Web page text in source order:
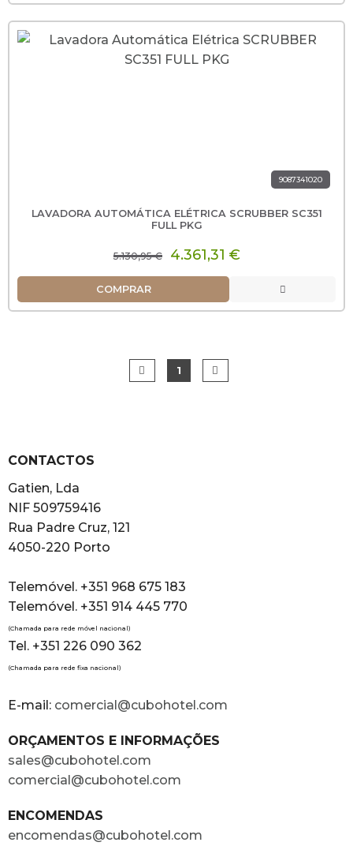
9087341020
LAVADORA AUTOMÁTICA ELÉTRICA SCRUBBER SC351
FULL PKG
5.130,95 € 4.361,31 €
COMPRAR
1
CONTACTOS
Gatien, Lda
NIF 509759416
Rua Padre Cruz, 121
4050-220 Porto
Telemóvel. +351 968 675 183
Telemóvel. +351 914 445 770
(Chamada para rede móvel nacional)
Tel. +351 226 090 362
(Chamada para rede fixa nacional)
E-mail: comercial@cubohotel.com
ORÇAMENTOS E INFORMAÇÕES
sales@cubohotel.com
comercial@cubohotel.com
ENCOMENDAS
encomendas@cubohotel.com